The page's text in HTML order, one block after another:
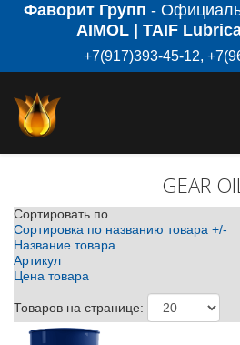
Фаворит Групп -
AIMOL | TAIF
+7(917)393-45-12,
GEAR
Сортировать по
Сортировка по названию товара +/-
Название товара
Артикул
Цена товара
Товаров на странице: